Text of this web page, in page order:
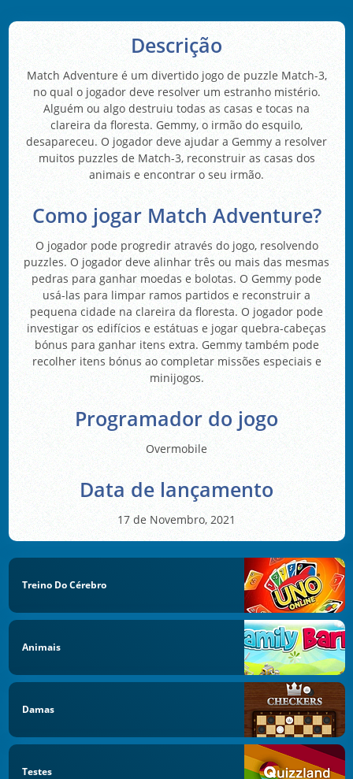
Descrição
Match Adventure é um divertido jogo de puzzle Match-3,
no qual o jogador deve resolver um estranho mistério.
Alguém ou algo destruiu todas as casas e tocas na
clareira da floresta. Gemmy, o irmão do esquilo,
desapareceu. O jogador deve ajudar a Gemmy a resolver
muitos puzzles de Match-3, reconstruir as casas dos
animais e encontrar o seu irmão.
Como jogar Match Adventure?
O jogador pode progredir através do jogo, resolvendo
puzzles. O jogador deve alinhar três ou mais das mesmas
pedras para ganhar moedas e bolotas. O Gemmy pode
usá-las para limpar ramos partidos e reconstruir a
pequena cidade na clareira da floresta. O jogador pode
investigar os edifícios e estátuas e jogar quebra-cabeças
bónus para ganhar itens extra. Gemmy também pode
recolher itens bónus ao completar missões especiais e
minijogos.
Programador do jogo
Overmobile
Data de lançamento
17 de Novembro, 2021
Treino Do Cérebro
Animais
Damas
Testes